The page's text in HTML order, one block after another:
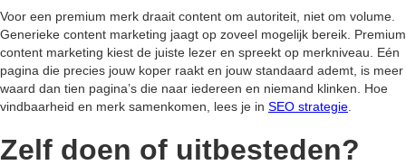
Voor een premium merk draait content om autoriteit, niet om volume.
Generieke content marketing jaagt op zoveel mogelijk bereik. Premium
content marketing kiest de juiste lezer en spreekt op merkniveau. Eén
pagina die precies jouw koper raakt en jouw standaard ademt, is meer
waard dan tien pagina’s die naar iedereen en niemand klinken. Hoe
vindbaarheid en merk samenkomen, lees je in SEO strategie.
Zelf doen of uitbesteden?